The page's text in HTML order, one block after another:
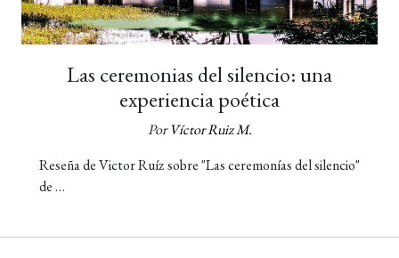
Las ceremonias del silencio: una
experiencia poética
PorVíctor Ruiz M.
Reseña de Victor Ruíz sobre "Las ceremonías del silencio"
de …